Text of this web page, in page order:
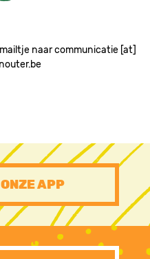
naar communicatie [at]
APP